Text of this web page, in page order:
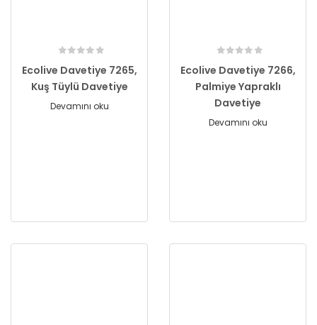
Ecolive Davetiye 7265,
Kuş Tüylü Davetiye
Devamını oku
Ecolive Davetiye 7266,
Palmiye Yapraklı
Davetiye
Devamını oku